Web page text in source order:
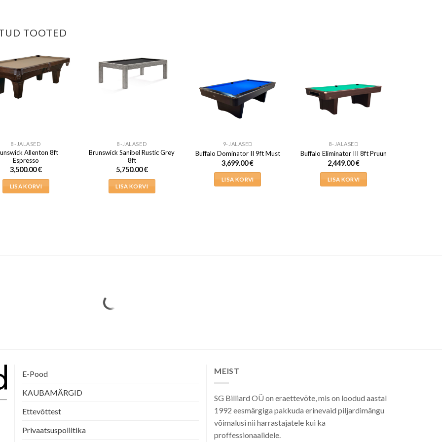
TOOTED
8-JALASED
Allenton 8ft
Espresso
3,500.00€
LISA KORVI
8-JALASED
Brunswick Sanibel Rustic Grey
8ft
5,750.00€
LISA KORVI
9-JALASED
Buffalo Dominator II 9ft Must
3,699.00€
LISA KORVI
8-JALASED
Buffalo Eliminator III 8ft Pruun
2,449.00€
LISA KORVI
E-Pood
KAUBAMÄRGID
Ettevõttest
Privaatsuspoliitika
MEIST
SG Billiard OÜ on eraettevõte, mis on loodud aastal
1992 eesmärgiga pakkuda erinevaid piljardimängu
võimalusi nii harrastajatele kui ka
proffessionaalidele.